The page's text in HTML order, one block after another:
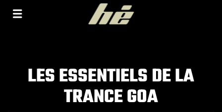
LES ESSENTIELS DE LA
TRANCE GOA